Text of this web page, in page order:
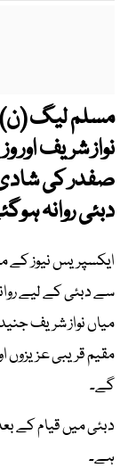
مسلم لیگ (ن)
نواز شریف اور
صفدر کی
دبئی روانہ
ایکسپریس نیوز کے
سے دبئی کے لیے
میاں نواز شریف
مقیم قریبی عزیزوں
گے۔
دبئی میں قیام کے
ہے۔